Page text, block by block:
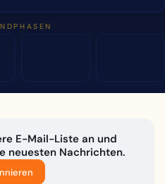
E-Mail-Liste an und
neuesten Nachrichten.